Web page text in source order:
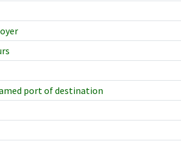
port of destination